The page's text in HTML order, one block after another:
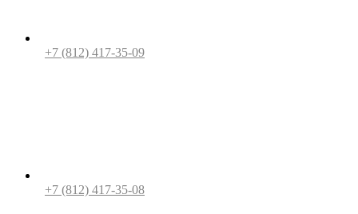
+7 (812) 417-35-09
+7 (812) 417-35-08